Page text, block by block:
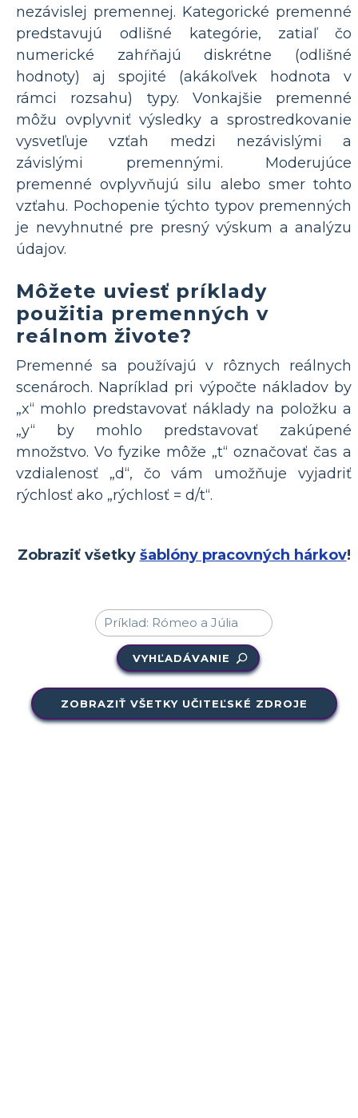
nezávislej premennej. Kategorické premenné
predstavujú odlišné kategórie, zatiaľ čo
numerické zahŕňajú diskrétne (odlišné
hodnoty) aj spojité (akákoľvek hodnota v
rámci rozsahu) typy. Vonkajšie premenné
môžu ovplyvniť výsledky a sprostredkovanie
vysvetľuje vzťah medzi nezávislými a
závislými premennými. Moderujúce
premenné ovplyvňujú silu alebo smer tohto
vzťahu. Pochopenie týchto typov premenných
je nevyhnutné pre presný výskum a analýzu
údajov.
Môžete uviesť príklady
použitia premenných v
reálnom živote?
Premenné sa používajú v rôznych reálnych
scenároch. Napríklad pri výpočte nákladov by
„x“ mohlo predstavovať náklady na položku a
„y“ by mohlo predstavovať zakúpené
množstvo. Vo fyzike môže „t“ označovať čas a
vzdialenosť „d“, čo vám umožňuje vyjadriť
rýchlosť ako „rýchlosť = d/t“.
Zobraziť všetky šablóny pracovných hárkov!
VYHĽADÁVANIE
ZOBRAZIŤ VŠETKY UČITEĽSKÉ ZDROJE